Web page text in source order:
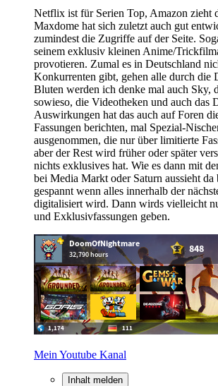
Netflix ist für Serien Top, Amazon zieht
Maxdome hat sich zuletzt auch gut
zumindest die Zugriffe auf der Seite.
seinem exklusiv kleinen Anime/
provotieren. Zumal es in Deutschland
Konkurrenten gibt, gehen alle durch die
Bluten werden ich denke mal auch Sky,
sowieso, die Videotheken und auch das
Auswirkungen hat das auch auf Foren
Fassungen berichten, mal Spezial-
ausgenommen, die nur über limitierte
aber der Rest wird früher oder später
nichts exklusives hat. Wie es dann mit
bei Media Markt oder Saturn aussieht da
gespannt wenn alles innerhalb der
digitalisiert wird. Dann wirds vielleicht
und Exklusivfassungen geben.
Mein Youtube Kanal
Inhalt melden